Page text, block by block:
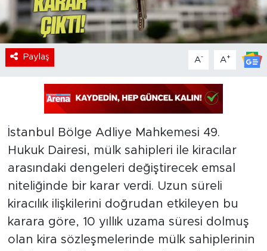
Paylaş A- A+
İstanbul Bölge Adliye Mahkemesi 49.
Hukuk Dairesi, mülk sahipleri ile kiracılar
arasındaki dengeleri değiştirecek emsal
niteliğinde bir karar verdi. Uzun süreli
kiracılık ilişkilerini doğrudan etkileyen bu
karara göre, 10 yıllık uzama süresi dolmuş
olan kira sözleşmelerinde mülk sahiplerinin